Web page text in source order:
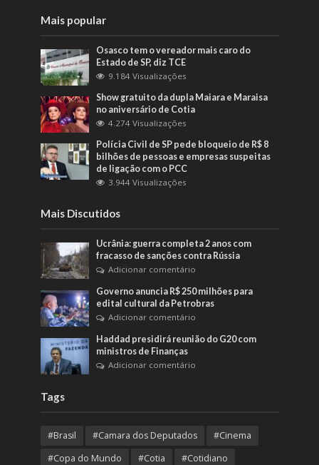
Mais popular
Osasco tem o vereador mais caro do
Estado de SP, diz TCE
9.184 Visualizações
Show gratuito da dupla Maiara e Maraisa
no aniversário de Cotia
4.274 Visualizações
Polícia Civil de SP pede bloqueio de R$ 8
bilhões de pessoas e empresas suspeitas
de ligação com o PCC
3.944 Visualizações
Mais Discutidos
Ucrânia: guerra completa 2 anos com
fracasso de sanções contra Rússia
Adicionar comentário
Governo anuncia R$ 250 milhões para
edital cultural da Petrobras
Adicionar comentário
Haddad presidirá reunião do G20 com
ministros de Finanças
Adicionar comentário
Tags
#Brasil #Camara dos Deputados
#Cinema
#Copa do Mundo
#Cotia
#Cotidiano